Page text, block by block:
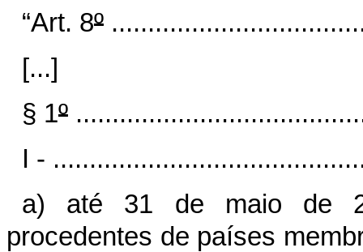
“Art. 8º
[...]
§ 1º
I -
a) até 31 de maio de
procedentes de países